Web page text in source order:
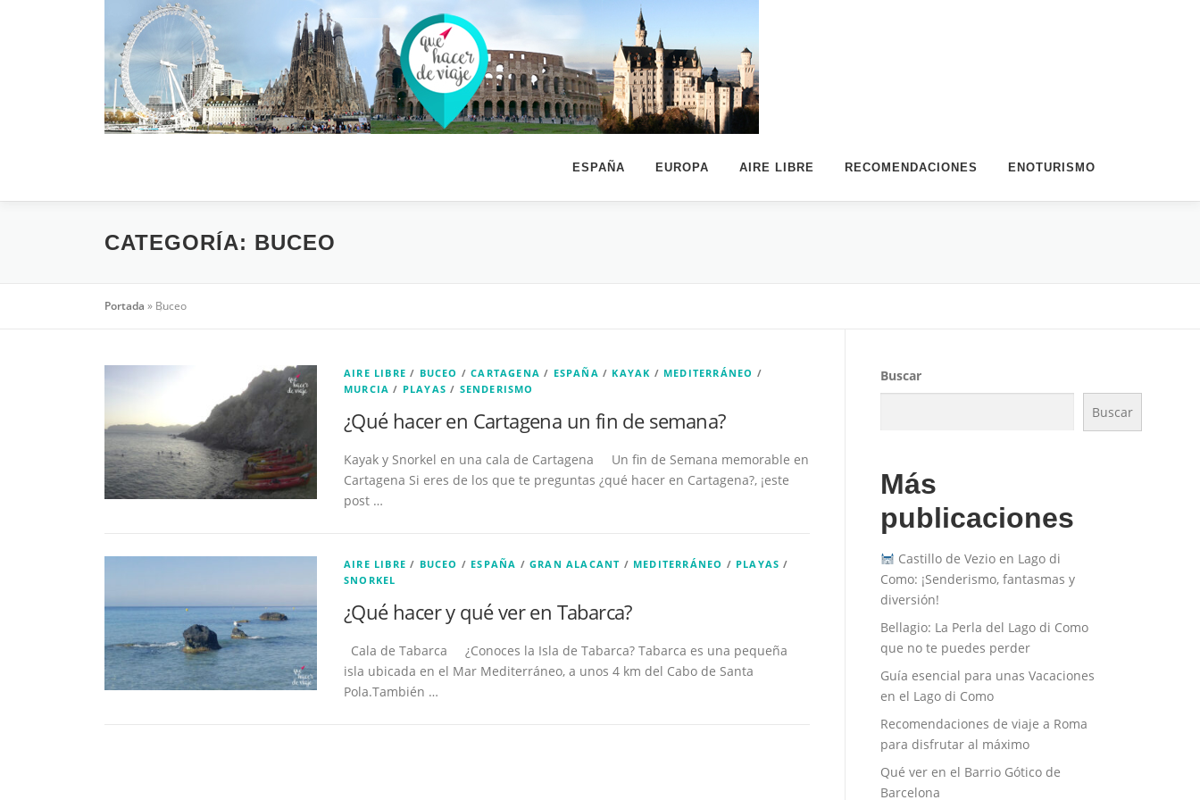
ESPAÑA EUROPA AIRE LIBRE RECOMENDACIONES ENOTURISMO
CATEGORÍA: BUCEO
Portada » Buceo
AIRE LIBRE / BUCEO /CARTAGENA / ESPAÑA / KAYAK / MEDITERRÁNEO /
MURCIA / PLAYAS / SENDERISMO
¿Qué hacer en Cartagena un fin de semana?
Kayak y Snorkel en una cala de Cartagena Un fin de Semana memorable en
Cartagena Si eres de los que te preguntas ¿qué hacer en Cartagena?, ¡este
post …
AIRE LIBRE / BUCEO / ESPAÑA /GRAN ALACANT / MEDITERRÁNEO / PLAYAS /
SNORKEL
¿Qué hacer y qué ver en Tabarca?
Cala de Tabarca ¿Conoces la Isla de Tabarca? Tabarca es una pequeña
isla ubicada en el Mar Mediterráneo, a unos 4 km del Cabo de Santa
Pola.También …
Buscar
Buscar
Más
publicaciones
Castillo de Vezio en Lago di
Como: ¡Senderismo, fantasmas y
diversión!
Bellagio: La Perla del Lago di Como
que no te puedes perder
Guía esencial para unas Vacaciones
en el Lago di Como
Recomendaciones de viaje a Roma
para disfrutar al máximo
Qué ver en el Barrio Gótico de
Barcelona